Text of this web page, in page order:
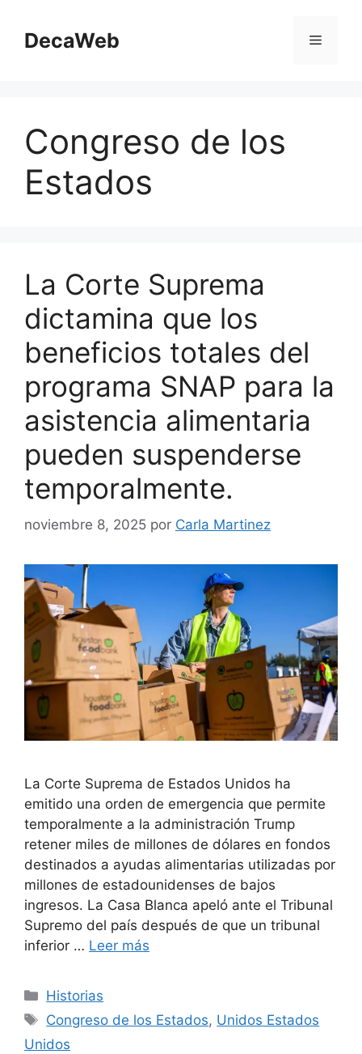
contenido
DecaWeb Menú
Congreso de los
Estados
La Corte Suprema
dictamina que los
beneficios totales del
programa SNAP para la
asistencia alimentaria
pueden suspenderse
temporalmente.
noviembre 8, 2025 por Carla Martinez
La Corte Suprema de Estados Unidos ha
emitido una orden de emergencia que permite
temporalmente a la administración Trump
retener miles de millones de dólares en fondos
destinados a ayudas alimentarias utilizadas por
millones de estadounidenses de bajos
ingresos. La Casa Blanca apeló ante el Tribunal
Supremo del país después de que un tribunal
inferior … Leer más
Categorías
Historias
Etiquetas
Congreso de los Estados, Unidos Estados
Unidos